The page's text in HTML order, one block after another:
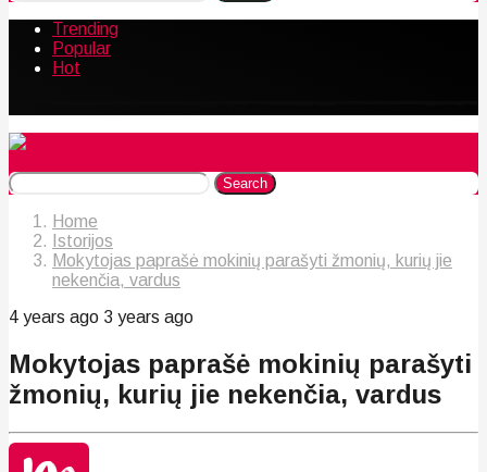
Trending
Popular
Hot
Search
Home
Istorijos
Mokytojas paprašė mokinių parašyti žmonių, kurių jie
nekenčia, vardus
4 years ago 3 years ago
Mokytojas paprašė mokinių parašyti
žmonių, kurių jie nekenčia, vardus